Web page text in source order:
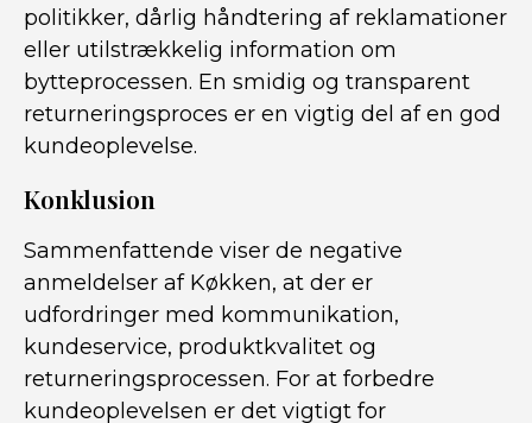
politikker, dårlig håndtering af reklamationer
eller utilstrækkelig information om
bytteprocessen. En smidig og transparent
returneringsproces er en vigtig del af en god
kundeoplevelse.
Konklusion
Sammenfattende viser de negative
anmeldelser af Køkken, at der er
udfordringer med kommunikation,
kundeservice, produktkvalitet og
returneringsprocessen. For at forbedre
kundeoplevelsen er det vigtigt for